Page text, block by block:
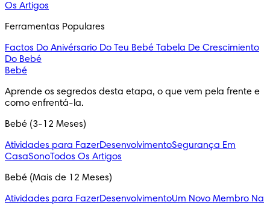
Os Artigos
Ferramentas Populares
Factos Do Anivérsario Do Teu Bebé Tabela De Crescimiento
Do Bebé
Bebé
Aprende os segredos desta etapa, o que vem pela frente e
como enfrentá-la.
Bebé (3-12 Meses)
Atividades para FazerDesenvolvimentoSegurança Em
CasaSonoTodos Os Artigos
Bebé (Mais de 12 Meses)
Atividades para FazerDesenvolvimentoUm Novo Membro Na